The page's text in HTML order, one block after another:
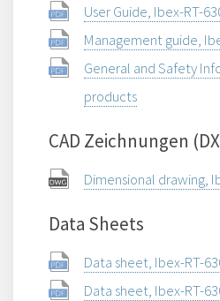
User Guide, Ibex-RT-
Management guide,
General and Safety
products
CAD Zeichnungen
Dimensional drawing,
Data Sheets
Data sheet, Ibex-RT-
Data sheet, Ibex-RT-